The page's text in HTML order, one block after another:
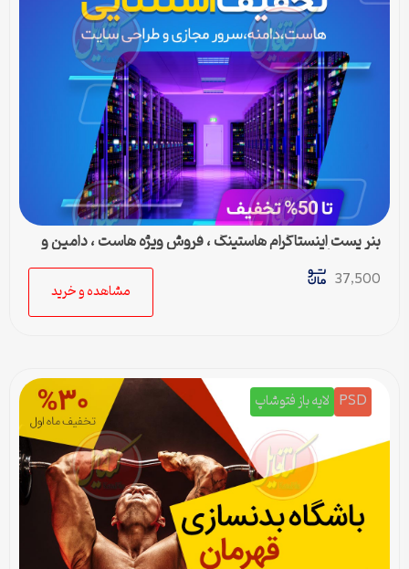
بنر پست اینستاگرام هاستینگ ، فروش ویژه هاست ، دامین و
سرور مجازی
37,500
مشاهده و خرید
PSD لایه باز فتوشاپ